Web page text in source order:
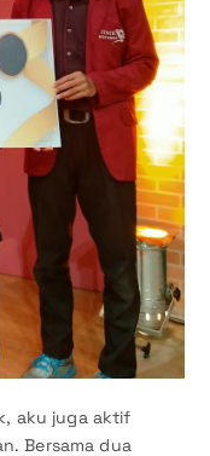
aku juga aktif
Bersama dua